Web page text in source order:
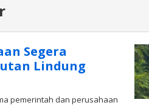
Segera
Lindung
pemerintah dan perusahaan